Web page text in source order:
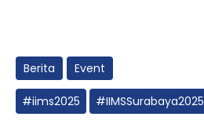
Berita Event
#iims2025 #IIMSSurabaya2025